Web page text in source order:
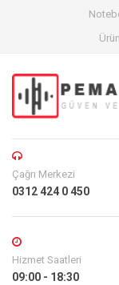
Çağrı Merkezi
0312 424 0 450
Hizmet Saatleri
09:00 - 18:30